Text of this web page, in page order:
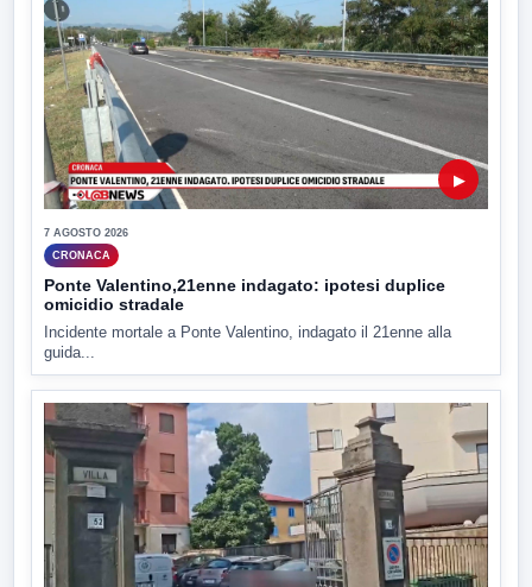
▶
7 AGOSTO 2026
CRONACA
Ponte Valentino,21enne indagato: ipotesi duplice
omicidio stradale
Incidente mortale a Ponte Valentino, indagato il 21enne alla
guida...